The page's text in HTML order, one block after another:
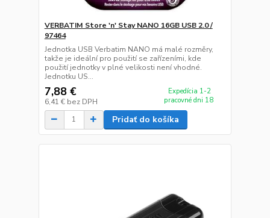
VERBATIM Store 'n' Stay NANO 16GB USB 2.0 /
97464
Jednotka USB Verbatim NANO má malé rozměry,
takže je ideální pro použití se zařízeními, kde
použití jednotky v plné velikosti není vhodné.
Jednotku US...
7,88 €
6,41 € bez DPH
Expedícia 1-2
pracovné dni 18
Pridať do košíka